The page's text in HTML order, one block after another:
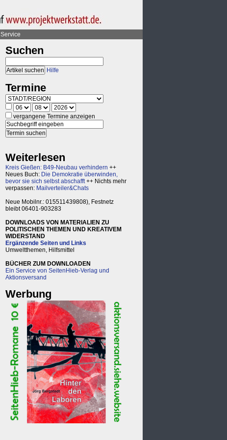
Service
Suchen
Hilfe
Termine
vergangene Termine anzeigen
Weiterlesen
Kreis Gießen: B49-Neubau verhindern ++
Neues Buch: Die Demokratie überwinden,
bevor sie sich selbst abschafft++ Nichts mehr
verpassen: Mailverteiler&Chats
Neue Mobilnr.: 015511439808), Festnetz
bleibt 06401-903283
DOWNLOADS VON MATERIALIEN ZU
POLITISCHEN THEMEN UND KREATIVEM
WIDERSTAND
Ergänzende Seiten und Links
Umweltthemen, Hilfsmittel
BÜCHER ZUM DOWNLOADEN
Ein Service von SeitenHieb-Verlag und
Aktionsversand
Werbung